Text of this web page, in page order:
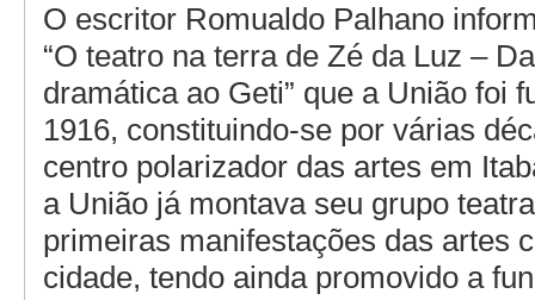
O escritor Romualdo Palhano
“O teatro na terra de Zé da Luz –
dramática ao Geti” que a União foi
1916, constituindo-se por várias
centro polarizador das artes em
a União já montava seu grupo
primeiras manifestações das artes
cidade, tendo ainda promovido a